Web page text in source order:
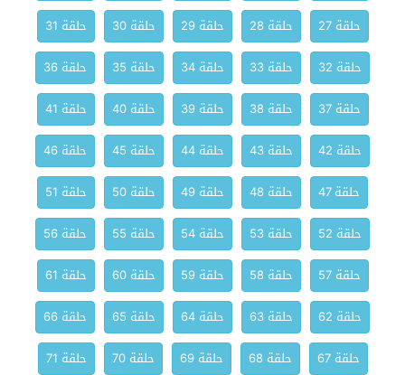
حلقة 27
حلقة 28 حلقة 29 حلقة 30
حلقة 31
حلقة 32
حلقة 33 حلقة 34 حلقة 35
حلقة 36
حلقة 37
حلقة 38 حلقة 39 حلقة 40
حلقة 41
حلقة 42
حلقة 43 حلقة 44 حلقة 45
حلقة 46
حلقة 47
حلقة 48 حلقة 49 حلقة 50
حلقة 51
حلقة 52
حلقة 53 حلقة 54 حلقة 55
حلقة 56
حلقة 57
حلقة 58 حلقة 59 حلقة 60
حلقة 61
حلقة 62
حلقة 63 حلقة 64 حلقة 65
حلقة 66
حلقة 67
حلقة 68 حلقة 69 حلقة 70
حلقة 71